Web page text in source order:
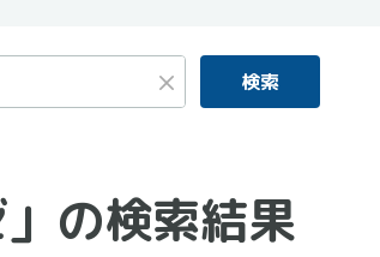
× 検索
の検索結果